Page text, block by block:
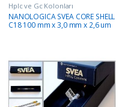
Hplc ve Gc Kolonları
NANOLOGICA SVEA CORE SHELL
C18 100 mm x 3,0 mm x 2,6 um